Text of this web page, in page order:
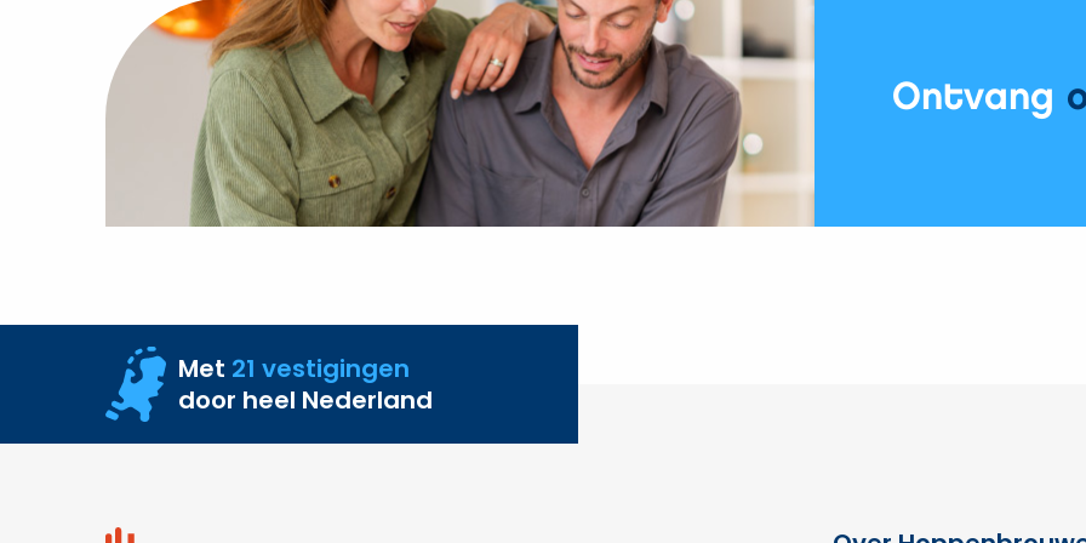
herken
je
misleidende
aanbiedingen
adviesOntvang
Met 21 vestigingen
door heel Nederland